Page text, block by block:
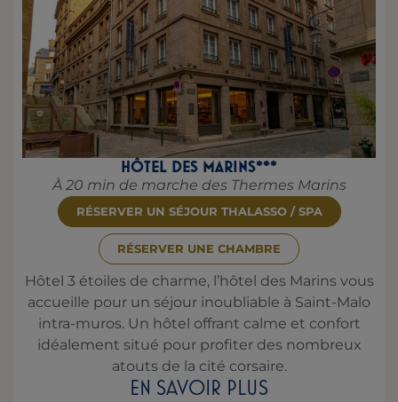
HÔTEL DES MARINS***
À 20 min de marche des Thermes Marins
RÉSERVER UN SÉJOUR THALASSO / SPA
RÉSERVER UNE CHAMBRE
Hôtel 3 étoiles de charme, l’hôtel des Marins vous
accueille pour un séjour inoubliable à Saint-Malo
intra-muros. Un hôtel offrant calme et confort
idéalement situé pour profiter des nombreux
atouts de la cité corsaire.
EN SAVOIR PLUS